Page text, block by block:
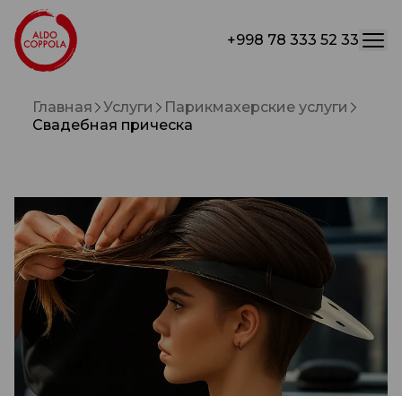
+998 78 333 52 33
Главная Услуги
Парикмахерские услуги
Свадебная прическа